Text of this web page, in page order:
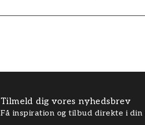
Tilmeld dig vores nyhedsbrev
Få inspiration og tilbud direkte i din